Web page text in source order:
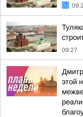
09:27
этой